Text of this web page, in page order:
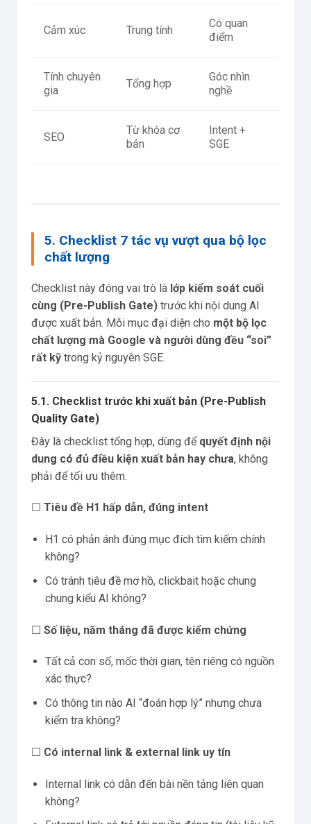
Cảm xúc Trung tính
Có quan
điểm
Tính chuyên
gia
Tổng hợp
Góc nhìn
nghề
SEO
Từ khóa cơ
bản
Intent +
SGE
5. Checklist 7 tác vụ vượt qua bộ lọc
chất lượng
Checklist này đóng vai trò là lớp kiểm soát cuối
cùng (Pre-Publish Gate) trước khi nội dung AI
được xuất bản. Mỗi mục đại diện cho một bộ lọc
chất lượng mà Google và người dùng đều “soi”
rất kỹ trong kỷ nguyên SGE.
5.1. Checklist trước khi xuất bản (Pre-Publish
Quality Gate)
Đây là checklist tổng hợp, dùng để quyết định nội
dung có đủ điều kiện xuất bản hay chưa, không
phải để tối ưu thêm.
☐ Tiêu đề H1 hấp dẫn, đúng intent
H1 có phản ánh đúng mục đích tìm kiếm chính
không?
Có tránh tiêu đề mơ hồ, clickbait hoặc chung
chung kiểu AI không?
☐ Số liệu, năm tháng đã được kiểm chứng
Tất cả con số, mốc thời gian, tên riêng có nguồn
xác thực?
Có thông tin nào AI “đoán hợp lý” nhưng chưa
kiểm tra không?
☐ Có internal link & external link uy tín
Internal link có dẫn đến bài nền tảng liên quan
không?